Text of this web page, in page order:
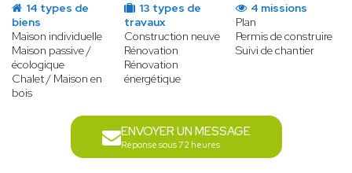
14 types de
biens
Maison individuelle
Maison passive /
écologique
Chalet / Maison en
bois
13 types de
travaux
Construction neuve
Rénovation
Rénovation
énergétique
4 missions
Plan
Permis de construire
Suivi de chantier
ENVOYER UN MESSAGE
Réponse sous 72 heures